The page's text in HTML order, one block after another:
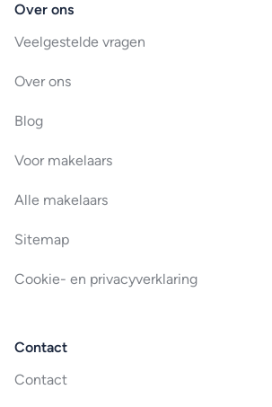
Over ons
Veelgestelde vragen
Over ons
Blog
Voor makelaars
Alle makelaars
Sitemap
Cookie- en privacyverklaring
Contact
Contact